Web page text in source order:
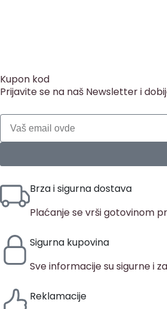
Kupon kod
Prijavite se na naš Newsletter i
Brza i sigurna dostava
Plaćanje se vrši gotovinom
Sigurna kupovina
Sve informacije su sigurne i
Reklamacije